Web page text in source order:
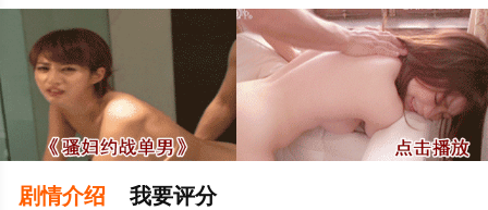
剧情介绍 我要评分